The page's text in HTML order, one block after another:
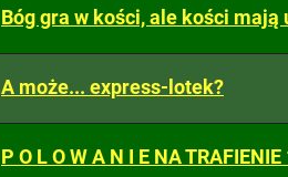
Bóg gra w kości, ale kości mają
A może... express-lotek?
P O L O W A N I E NA